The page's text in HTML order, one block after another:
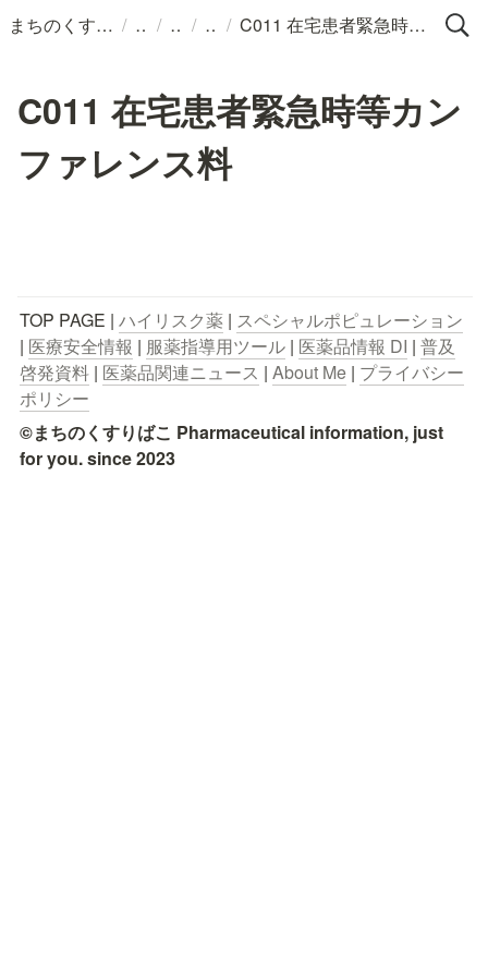
まちのくすりばこ / / / / C011 在宅患者緊急時等カンファレンス料
C011 在宅患者緊急時等カン
ファレンス料
TOP PAGE | ハイリスク薬 | スペシャルポピュレーション
| 医療安全情報 | 服薬指導用ツール | 医薬品情報 DI | 普及
啓発資料 | 医薬品関連ニュース | About Me | プライバシー
ポリシー
©まちのくすりばこ Pharmaceutical information, just
for you. since 2023